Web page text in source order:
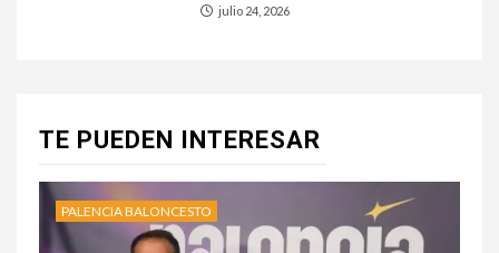
julio 24, 2026
TE PUEDEN INTERESAR
PALENCIA BALONCESTO